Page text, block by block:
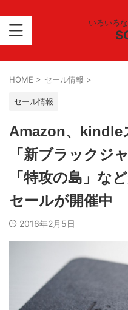
いろいろ
HOME > セール情報 >
セール情報
Amazon、kindle
「新ブラックジ
「特攻の島」な
セールが開催中
2016年2月5日